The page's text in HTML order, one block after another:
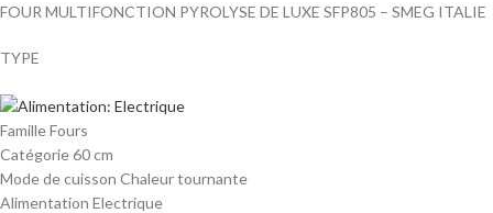
FOUR MULTIFONCTION PYROLYSE DE LUXE SFP805 – SMEG ITALIE
TYPE
Famille Fours
Catégorie 60 cm
Mode de cuisson Chaleur tournante
Alimentation Electrique